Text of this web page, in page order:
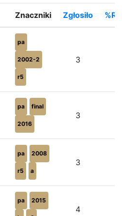
Znaczniki Zgłosiło
pa
2002-2
r5
3
pa final
2016
3
pa 2008
r5 a
3
pa 2015
4